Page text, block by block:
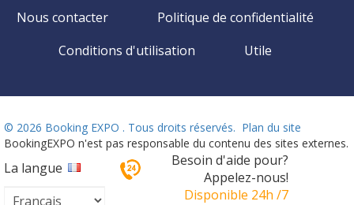
Nous contacter
Politique de confidentialité
Conditions d'utilisation
Utile
© 2026 Booking EXPO . Tous droits réservés. Plan du site
BookingEXPO n'est pas responsable du contenu des sites externes.
La langue
Besoin d'aide pour?
Appelez-nous!
Disponible 24h /7